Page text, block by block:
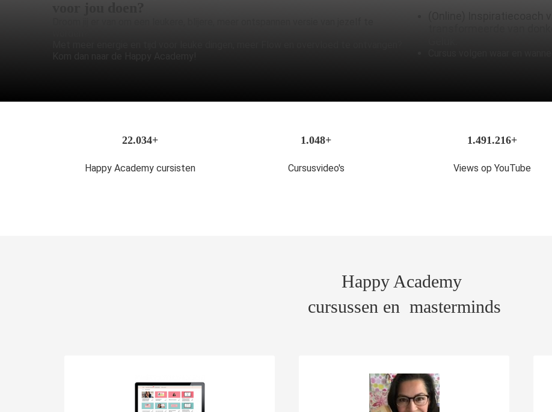
22.034+
Happy Academy cursisten
1.048+
Cursusvideo's
1.491.216+
Views op YouTube
Happy Academy
cursussen en masterminds